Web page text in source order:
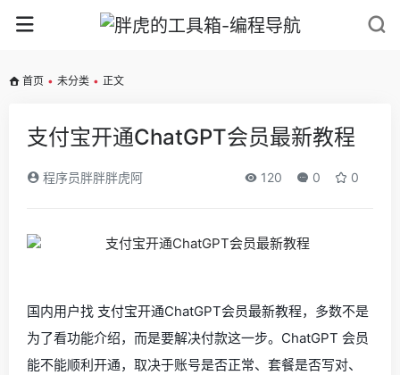
首页 • 未分类 • 正文
支付宝开通ChatGPT会员最新教程
程序员胖胖胖虎阿 120 0 0
国内用户找 支付宝开通ChatGPT会员最新教程，多数不是
为了看功能介绍，而是要解决付款这一步。ChatGPT 会员
能不能顺利开通，取决于账号是否正常、套餐是否写对、